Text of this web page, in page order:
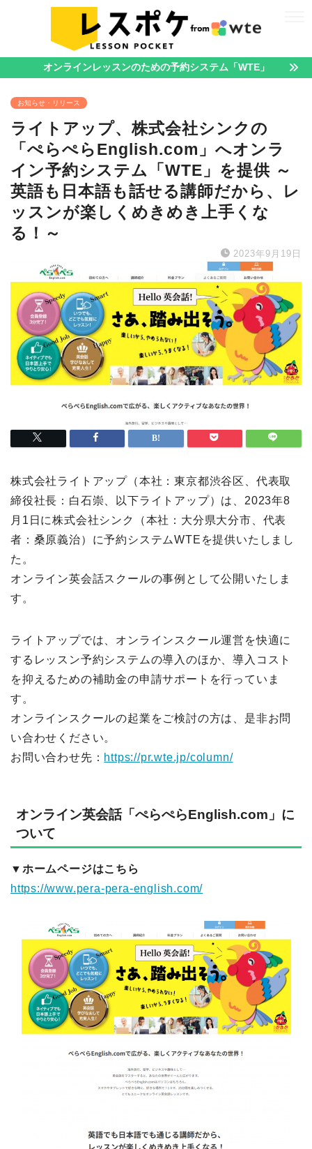
オンラインレッスンのための予約システム「WTE」
お知らせ・リリース
ライトアップ、株式会社シンクの
「ぺらぺらEnglish.com」へオンラ
イン予約システム「WTE」を提供 ～
英語も日本語も話せる講師だから、レ
ッスンが楽しくめきめき上手くな
る！～
2023年9月19日
株式会社ライトアップ（本社：東京都渋谷区、代表取
締役社長：白石崇、以下ライトアップ）は、2023年8
月1日に株式会社シンク（本社：大分県大分市、代表
者：桑原義治）に予約システムWTEを提供いたしまし
た。
オンライン英会話スクールの事例として公開いたしま
す。
ライトアップでは、オンラインスクール運営を快適に
するレッスン予約システムの導入のほか、導入コスト
を抑えるための補助金の申請サポートを行っていま
す。
オンラインスクールの起業をご検討の方は、是非お問
い合わせください。
お問い合わせ先： https://pr.wte.jp/column/
オンライン英会話「ぺらぺらEnglish.com」に
ついて
▼ホームページはこちら
https://www.pera-pera-english.com/